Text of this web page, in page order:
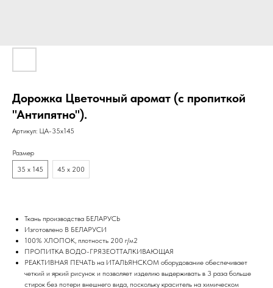
Дорожка Цветочный аромат (с пропиткой
"Антипятно").
Артикул: ЦА-35х145
Размер
35 х 145
45 х 200
Ткань производства БЕЛАРУСЬ
Изготовлено В БЕЛАРУСИ
100% ХЛОПОК, плотность 200 г/м2
ПРОПИТКА ВОДО-ГРЯЗЕОТТАЛКИВАЮЩАЯ
РЕАКТИВНАЯ ПЕЧАТЬ на ИТАЛЬЯНСКОМ оборудование обеспечивает
четкий и яркий рисунок и позволяет изделию выдерживать в 3 раза больше
стирок без потери внешнего вида, поскольку краситель на химическом